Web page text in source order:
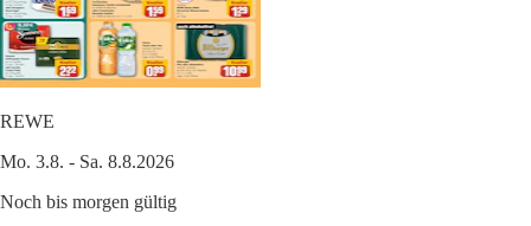
REWE
Mo. 3.8. - Sa. 8.8.2026
Noch bis morgen gültig